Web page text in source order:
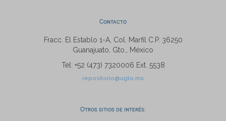
Contacto
Fracc. El Establo 1-A, Col. Marfil C.P. 36250
Guanajuato, Gto., México
Tel: +52 (473) 7320006 Ext. 5538
repositorio@ugto.mx
Otros sitios de interés: